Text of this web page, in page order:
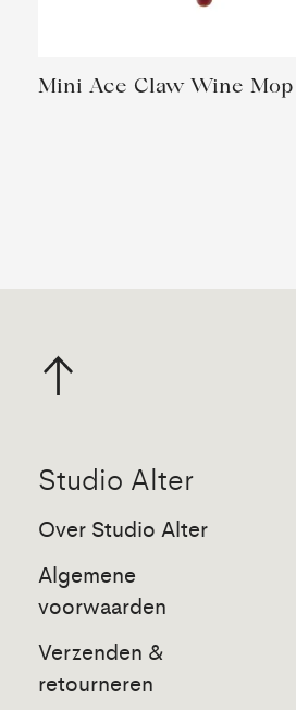
Mini Ace Claw Wine Mop
Studio Alter
Over Studio Alter
Algemene
voorwaarden
Verzenden &
retourneren